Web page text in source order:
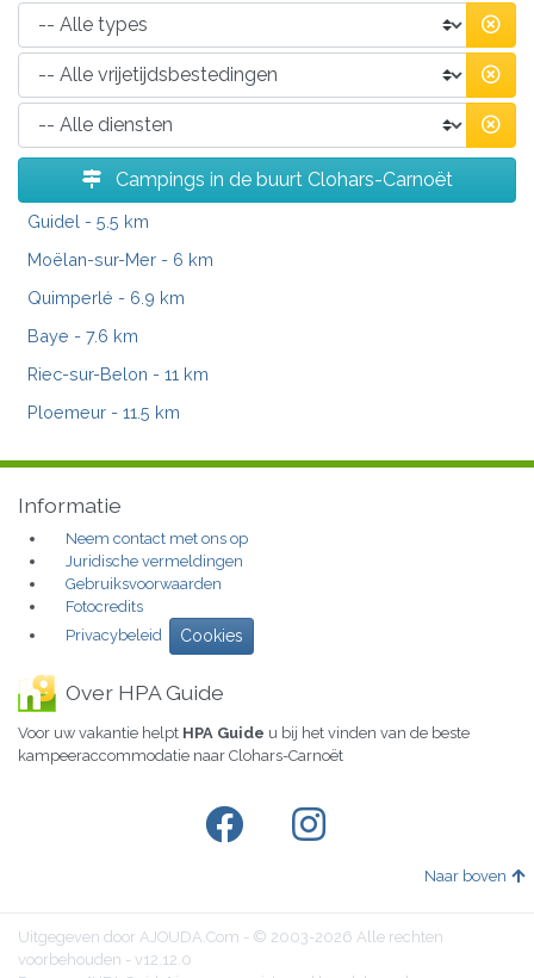
Campings in de buurt Clohars-Carnoët
Guidel - 5.5 km
Moëlan-sur-Mer - 6 km
Quimperlé - 6.9 km
Baye - 7.6 km
Riec-sur-Belon - 11 km
Ploemeur - 11.5 km
Informatie
Neem contact met ons op
Juridische vermeldingen
Gebruiksvoorwaarden
Fotocredits
Privacybeleid
Cookies
Over HPA Guide
Voor uw vakantie helpt HPA Guide u bij het vinden van de beste
kampeeraccommodatie naar Clohars-Carnoët
Naar boven
Uitgegeven door AJOUDA.Com - © 2003-2026 Alle rechten
voorbehouden - v12.12.0